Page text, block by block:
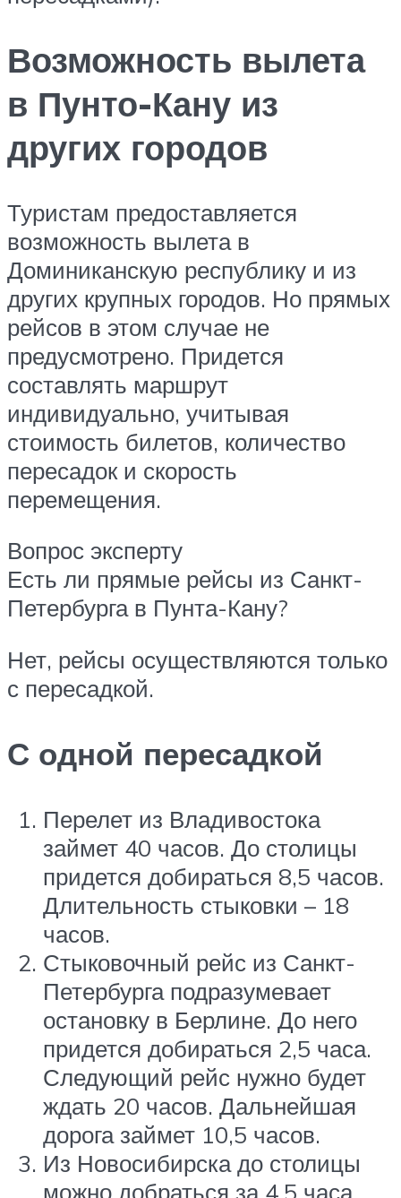
Возможность вылета
в Пунто-Кану из
других городов
Туристам предоставляется
возможность вылета в
Доминиканскую республику и из
других крупных городов. Но прямых
рейсов в этом случае не
предусмотрено. Придется
составлять маршрут
индивидуально, учитывая
стоимость билетов, количество
пересадок и скорость
перемещения.
Вопрос эксперту
Есть ли прямые рейсы из Санкт-
Петербурга в Пунта-Кану?
Нет, рейсы осуществляются только
с пересадкой.
С одной пересадкой
Перелет из Владивостока
займет 40 часов. До столицы
придется добираться 8,5 часов.
Длительность стыковки – 18
часов.
Стыковочный рейс из Санкт-
Петербурга подразумевает
остановку в Берлине. До него
придется добираться 2,5 часа.
Следующий рейс нужно будет
ждать 20 часов. Дальнейшая
дорога займет 10,5 часов.
Из Новосибирска до столицы
можно добраться за 4,5 часа.